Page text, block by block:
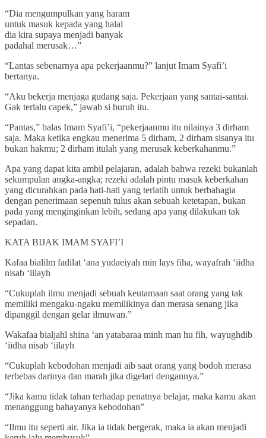
“Dia mengumpulkan yang haram
untuk masuk kepada yang halal
dia kira supaya menjadi banyak
padahal merusak…”
“Lantas sebenarnya apa pekerjaanmu?” lanjut Imam Syafi’i
bertanya.
“Aku bekerja menjaga gudang saja. Pekerjaan yang santai-santai.
Gak terlalu capek,” jawab si buruh itu.
“Pantas,” balas Imam Syafi’i, “pekerjaanmu itu nilainya 3 dirham
saja. Maka ketika engkau menerima 5 dirham, 2 dirham sisanya itu
bukan hakmu; 2 dirham itulah yang merusak keberkahanmu.”
Apa yang dapat kita ambil pelajaran, adalah bahwa rezeki bukanlah
sekumpulan angka-angka; rezeki adalah pintu masuk keberkahan
yang dicurahkan pada hati-hati yang terlatih untuk berbahagia
dengan penerimaan sepenuh tulus akan sebuah ketetapan, bukan
pada yang menginginkan lebih, sedang apa yang dilakukan tak
sepadan.
KATA BIJAK IMAM SYAFI’I
Kafaa bialilm fadilat ‘ana yudaeiyah min lays fiha, wayafrah ‘iidha
nisab ‘iilayh
“Cukuplah ilmu menjadi sebuah keutamaan saat orang yang tak
memiliki mengaku-ngaku memilikinya dan merasa senang jika
dipanggil dengan gelar ilmuwan.”
Wakafaa bialjahl shina ‘an yatabaraa minh man hu fih, wayughdib
‘iidha nisab ‘iilayh
“Cukuplah kebodohan menjadi aib saat orang yang bodoh merasa
terbebas darinya dan marah jika digelari dengannya.”
“Jika kamu tidak tahan terhadap penatnya belajar, maka kamu akan
menanggung bahayanya kebodohan”
“Ilmu itu seperti air. Jika ia tidak bergerak, maka ia akan menjadi